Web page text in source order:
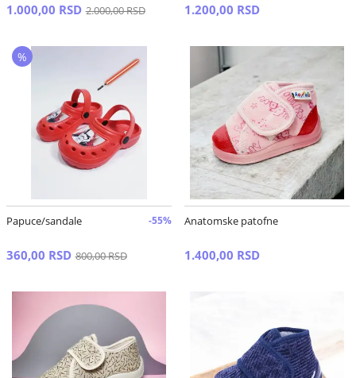
1.000,00 RSD 2.000,00 RSD 1.200,00 RSD
Papuce/sandale -55%
360,00 RSD 800,00 RSD
%
Anatomske patofne
1.400,00 RSD